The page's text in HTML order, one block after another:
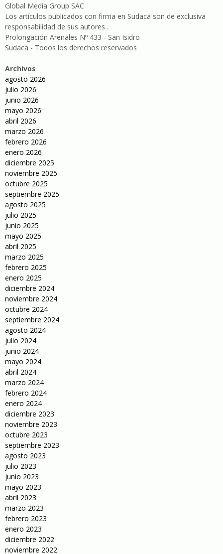
Global Media Group SAC
Los artículos publicados con firma en Sudaca son de exclusiva
responsabilidad de sus autores .
Prolongación Arenales Nº 433 - San Isidro
Sudaca - Todos los derechos reservados
Archivos
agosto 2026
julio 2026
junio 2026
mayo 2026
abril 2026
marzo 2026
febrero 2026
enero 2026
diciembre 2025
noviembre 2025
octubre 2025
septiembre 2025
agosto 2025
julio 2025
junio 2025
mayo 2025
abril 2025
marzo 2025
febrero 2025
enero 2025
diciembre 2024
noviembre 2024
octubre 2024
septiembre 2024
agosto 2024
julio 2024
junio 2024
mayo 2024
abril 2024
marzo 2024
febrero 2024
enero 2024
diciembre 2023
noviembre 2023
octubre 2023
septiembre 2023
agosto 2023
julio 2023
junio 2023
mayo 2023
abril 2023
marzo 2023
febrero 2023
enero 2023
diciembre 2022
noviembre 2022